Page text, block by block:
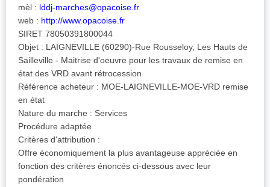
mèl : lddj-marches@opacoise.fr
web : http://www.opacoise.fr
SIRET 78050391800044
Objet : LAIGNEVILLE (60290)-Rue Rousseloy, Les Hauts de
Sailleville - Maitrise d'oeuvre pour les travaux de remise en
état des VRD avant rétrocession
Référence acheteur : MOE-LAIGNEVILLE-MOE-VRD remise
en état
Nature du marche : Services
Procédure adaptée
Critères d'attribution :
Offre économiquement la plus avantageuse appréciée en
fonction des critères énoncés ci-dessous avec leur
pondération